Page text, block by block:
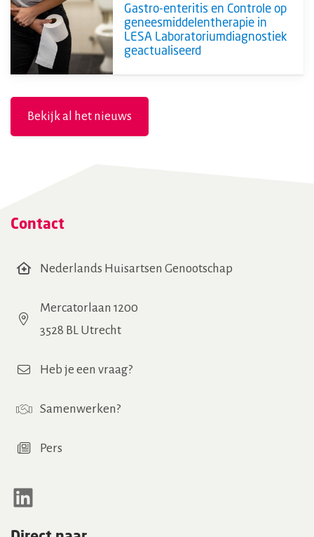
Gastro-enteritis en Controle op
geneesmiddelentherapie in
LESA Laboratoriumdiagnostiek
geactualiseerd
Bekijk al het nieuws
Contact
Nederlands Huisartsen Genootschap
Mercatorlaan 1200
3528 BL Utrecht
Heb je een vraag?
Samenwerken?
Pers
LinkedIn